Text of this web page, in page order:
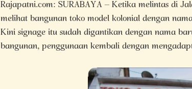
Rajapatni.com: SURABAYA – Ketika melintas di
melihat bangunan toko model kolonial dengan
Kini signage itu sudah digantikan dengan nama
bangunan, penggunaan kembali dengan